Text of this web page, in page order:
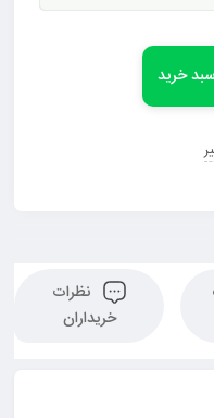
خرید
نظرات
خریداران